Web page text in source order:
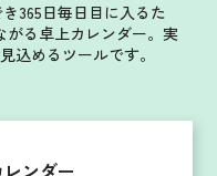
365日毎日目に入るた
る卓上カレンダー。 実
込めるツールです。